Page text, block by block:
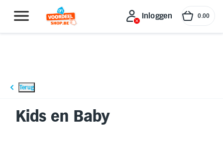
Inloggen Inloggen 0.00
Terug
Kids en Baby